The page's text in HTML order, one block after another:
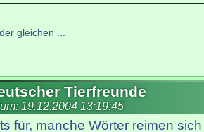
gleichen ...
Tierfreunde
19.12.2004 13:19:45
für, manche Wörter reimen